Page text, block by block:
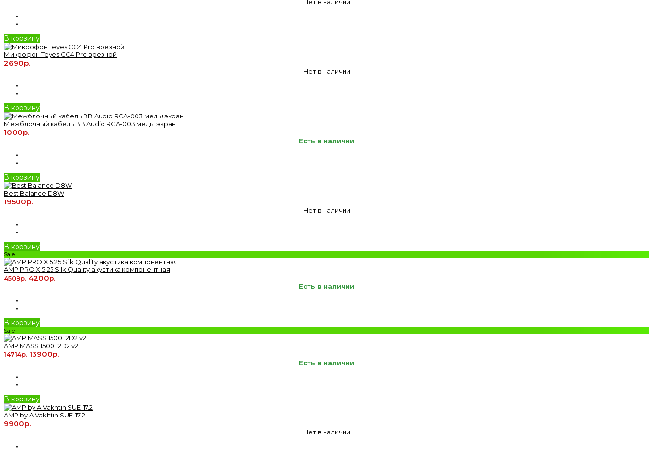
Нет в наличии
В корзину
Микрофон Teyes CC4 Pro врезной
2690р.
Нет в наличии
В корзину
Межблочный кабель BB Audio RCA-003 медь+экран
1000р.
Есть в наличии
В корзину
Best Balance D8W
19500р.
Нет в наличии
В корзину
Sale
AMP PRO X 5.25 Silk Quality акустика компонентная
4508р. 4200р.
Есть в наличии
В корзину
Sale
AMP MASS 1500 12D2 v2
14714р. 13900р.
Есть в наличии
В корзину
AMP by A.Vakhtin SUE-17.2
9900р.
Нет в наличии